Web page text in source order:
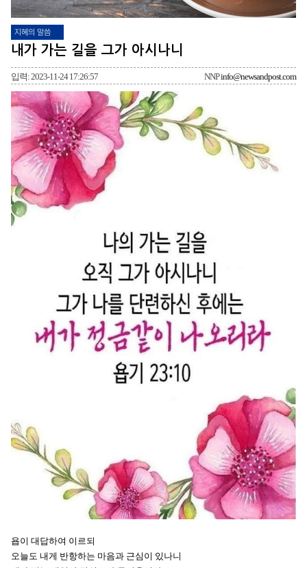
지혜의 말씀
내가 가는 길을 그가 아시나니
입력: 2023-11-24 17:26:57 NNPinfo@newsandpost.com
욥이 대답하여 이르되
오늘도 내게 반항하는 마음과 근심이 있나니